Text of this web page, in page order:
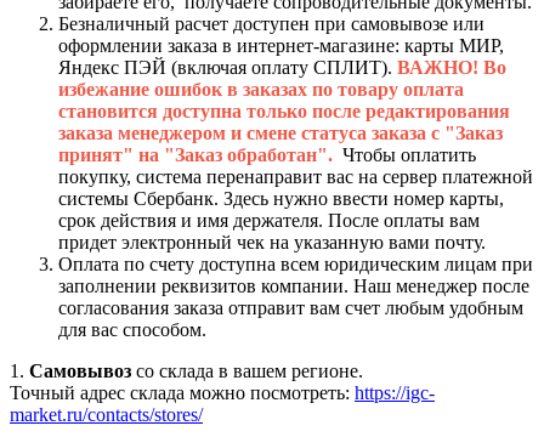
Безналичный расчет доступен при самовывозе или
оформлении заказа в интернет-магазине: карты МИР,
Яндекс ПЭЙ (включая оплату СПЛИТ). ВАЖНО! Во
избежание ошибок в заказах по товару оплата
становится доступна только после редактирования
заказа менеджером и смене статуса заказа с "Заказ
принят" на "Заказ обработан". Чтобы оплатить
покупку, система перенаправит вас на сервер платежной
системы Сбербанк. Здесь нужно ввести номер карты,
срок действия и имя держателя. После оплаты вам
придет электронный чек на указанную вами почту.
Оплата по счету доступна всем юридическим лицам при
заполнении реквизитов компании. Наш менеджер после
согласования заказа отправит вам счет любым удобным
для вас способом.
1. Самовывоз со склада в вашем регионе.
Точный адрес склада можно посмотреть: https://igc-
market.ru/contacts/stores/